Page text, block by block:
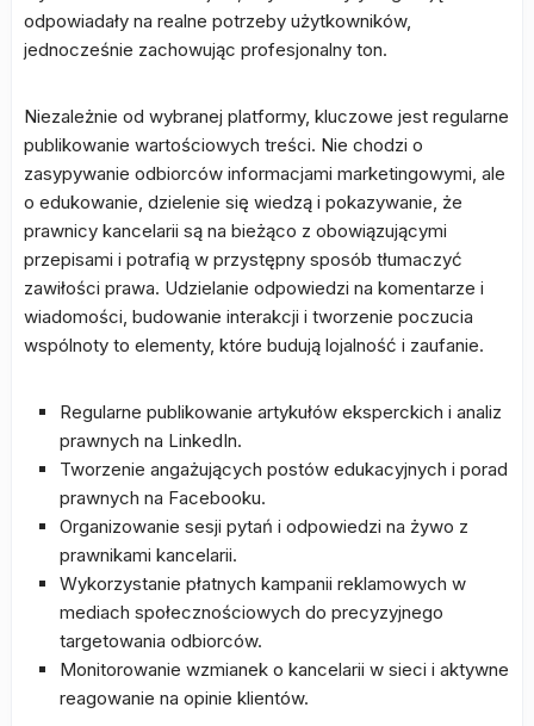
odpowiadały na realne potrzeby użytkowników,
jednocześnie zachowując profesjonalny ton.
Niezależnie od wybranej platformy, kluczowe jest regularne
publikowanie wartościowych treści. Nie chodzi o
zasypywanie odbiorców informacjami marketingowymi, ale
o edukowanie, dzielenie się wiedzą i pokazywanie, że
prawnicy kancelarii są na bieżąco z obowiązującymi
przepisami i potrafią w przystępny sposób tłumaczyć
zawiłości prawa. Udzielanie odpowiedzi na komentarze i
wiadomości, budowanie interakcji i tworzenie poczucia
wspólnoty to elementy, które budują lojalność i zaufanie.
Regularne publikowanie artykułów eksperckich i analiz
prawnych na LinkedIn.
Tworzenie angażujących postów edukacyjnych i porad
prawnych na Facebooku.
Organizowanie sesji pytań i odpowiedzi na żywo z
prawnikami kancelarii.
Wykorzystanie płatnych kampanii reklamowych w
mediach społecznościowych do precyzyjnego
targetowania odbiorców.
Monitorowanie wzmianek o kancelarii w sieci i aktywne
reagowanie na opinie klientów.